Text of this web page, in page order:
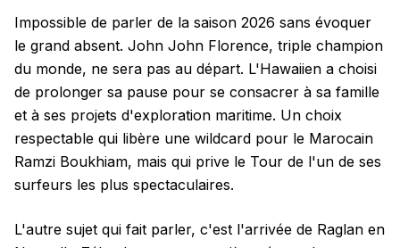
Impossible de parler de la saison 2026 sans évoquer
le grand absent. John John Florence, triple champion
du monde, ne sera pas au départ. L'Hawaiien a choisi
de prolonger sa pause pour se consacrer à sa famille
et à ses projets d'exploration maritime. Un choix
respectable qui libère une wildcard pour le Marocain
Ramzi Boukhiam, mais qui prive le Tour de l'un de ses
surfeurs les plus spectaculaires.
L'autre sujet qui fait parler, c'est l'arrivée de Raglan en